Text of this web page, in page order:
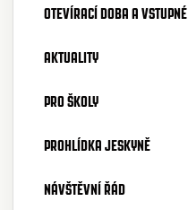
OTEVÍRACÍ DOBA A VSTUPNÉ
AKTUALITY
PRO ŠKOLY
PROHLÍDKA JESKYNĚ
NÁVŠTĚVNÍ ŘÁD